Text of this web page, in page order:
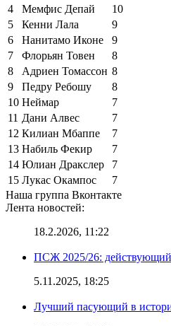
4
Мемфис Депай
10
5
Кенни Лала
9
6
Нанитамо Иконе
9
7
Флорьян Товен
8
8
Адриен Томассон 8
9
Педру Ребошу
8
10 Неймар
7
11 Дани Алвес
7
12 Килиан Мбаппе
7
13 Набиль Фекир
7
14 Юлиан Дракслер
7
15 Лукас Окампос
7
Наша группа Вконтакте
Лента новостей:
18.2.2026, 11:22
ПСЖ 2025/26: действующий
5.11.2025, 18:25
Лучший пасующий в